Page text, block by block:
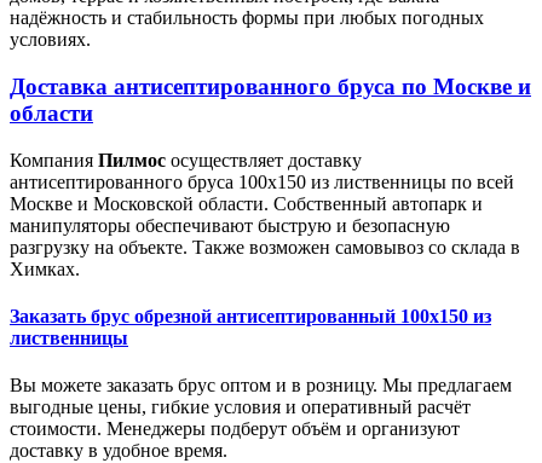
надёжность и стабильность формы при любых погодных
условиях.
Доставка антисептированного бруса по Москве и
области
Компания Пилмос осуществляет доставку
антисептированного бруса 100х150 из лиственницы по всей
Москве и Московской области. Собственный автопарк и
манипуляторы обеспечивают быструю и безопасную
разгрузку на объекте. Также возможен самовывоз со склада в
Химках.
Заказать брус обрезной антисептированный 100х150 из
лиственницы
Вы можете заказать брус оптом и в розницу. Мы предлагаем
выгодные цены, гибкие условия и оперативный расчёт
стоимости. Менеджеры подберут объём и организуют
доставку в удобное время.